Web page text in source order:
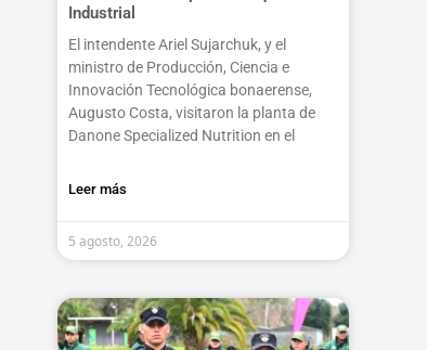
Industrial
El intendente Ariel Sujarchuk, y el
ministro de Producción, Ciencia e
Innovación Tecnológica bonaerense,
Augusto Costa, visitaron la planta de
Danone Specialized Nutrition en el
Leer más
5 agosto, 2026